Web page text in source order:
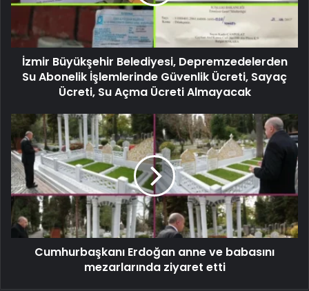
İzmir Büyükşehir Belediyesi, Depremzedelerden
Su Abonelik İşlemlerinde Güvenlik Ücreti, Sayaç
Ücreti, Su Açma Ücreti Almayacak
Cumhurbaşkanı Erdoğan anne ve babasını
mezarlarında ziyaret etti